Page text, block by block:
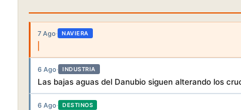
7 Ago· NAVIERA
6 Ago· INDUSTRIA
Las bajas aguas del Danubio siguen alterando los
6 Ago· DESTINOS